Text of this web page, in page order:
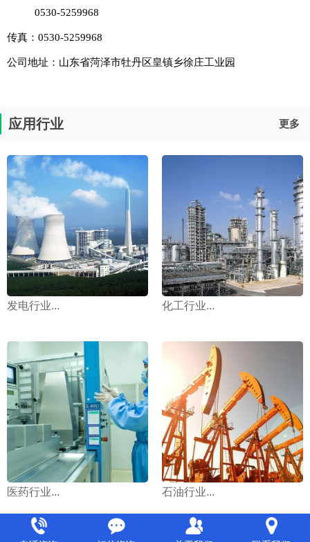
0530-5259968
传真：0530-5259968
公司地址：山东省菏泽市牡丹区皇镇乡徐庄工业园
应用行业 更多
发电行业... 化工行业...
医药行业... 石油行业...